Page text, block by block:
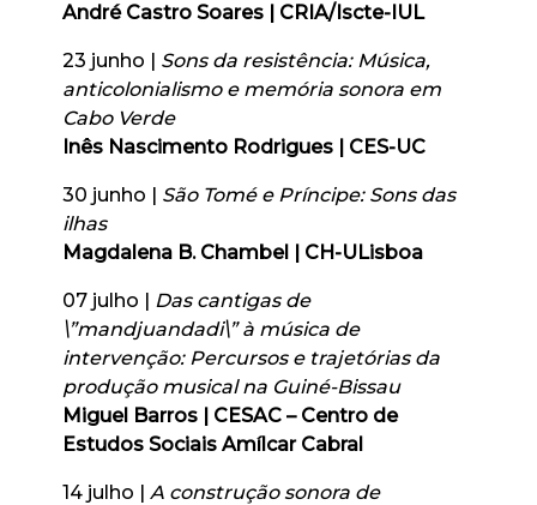
André Castro Soares | CRIA/Iscte-IUL
23 junho | Sons da resistência: Música,
anticolonialismo e memória sonora em
Cabo Verde
Inês Nascimento Rodrigues | CES-UC
30 junho | São Tomé e Príncipe: Sons das
ilhas
Magdalena B. Chambel | CH-ULisboa
07 julho | Das cantigas de
\”mandjuandadi\” à música de
intervenção: Percursos e trajetórias da
produção musical na Guiné-Bissau
Miguel Barros | CESAC – Centro de
Estudos Sociais Amílcar Cabral
14 julho | A construção sonora de